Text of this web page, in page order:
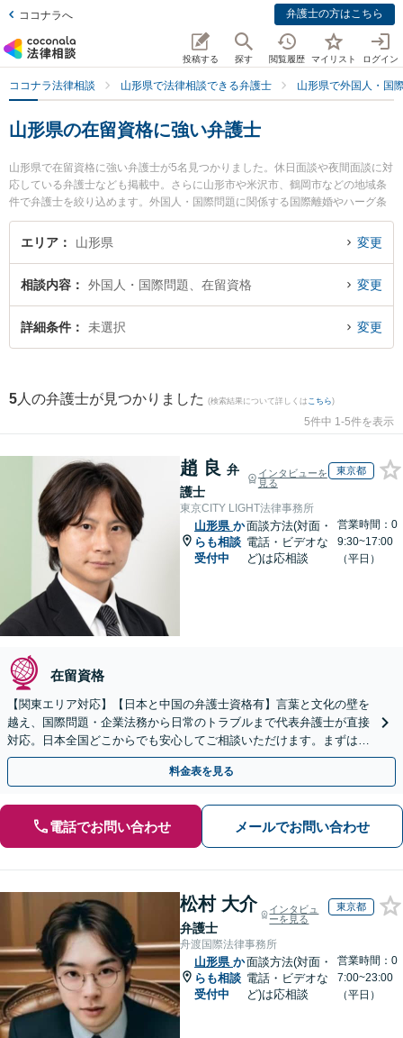
ココナラへ 弁護士の方はこちら
投稿する 探す 閲覧履歴 マイリスト ログイン
ココナラ法律相談 山形県で法律相談できる弁護士 山形県で外国人・国
山形県の在留資格に強い弁護士
山形県で在留資格に強い弁護士が5名見つかりました。休日面談や夜間面談に対
応している弁護士なども掲載中。さらに山形市や米沢市、鶴岡市などの地域条
件で弁護士を絞り込めます。外国人・国際問題に関係する国際離婚やハーグ条
約、国際結婚等の細かな分野での絞り込み検索もでき便利です。特に及川法律
事務所の及川 善大弁護士や新田法律事務所の新田 裕一郎弁護士、美咲法律事務
士に相談したい』『在留資格のトラブル解決の実績豊富な近くの弁護士を検索
したい』『初回相談無料で在留資格を法律相談できる山形県内の弁護士に相談
予約したい』などでお困りの相談者さんにおすすめです。
エリア 山形県 変更
相談内容 外国人・国際問題、在留資格 変更
詳細条件 未選択 変更
5 人の弁護士が見つかりました (検索結果について詳しくは こちら)
5件中 1-5件を表示
趙 良 弁
護士
インタビューを
見る
東京都
東京CITY LIGHT法律事務所
山形県 か
らも相談
受付中
面談方法(対面・
電話・ビデオな
ど)は応相談
営業時間：0
9:30~17:00
（平日）
在留資格
【関東エリア対応】【日本と中国の弁護士資格有】言葉と文化の壁を
越え、国際問題・企業法務から日常のトラブルまで代表弁護士が直接
対応。日本全国どこからでも安心してご相談いただけます。まずは一
歩を踏み出してみませんか。【初回相談無料】
料金表を見る
電話でお問い合わせ メールでお問い合わせ
松村 大介
弁護士
インタビュ
ーを見る
東京都
舟渡国際法律事務所
山形県 か
らも相談
受付中
面談方法(対面・
電話・ビデオな
ど)は応相談
営業時間：0
7:00~23:00
（平日）